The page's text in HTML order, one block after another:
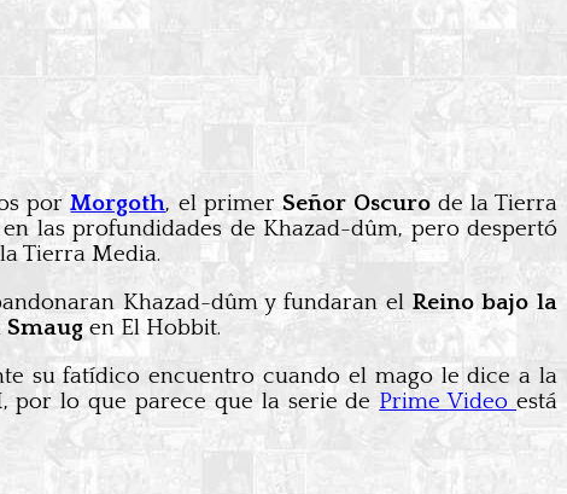
porMorgoth, el primer Señor Oscuro de la Tierra
las profundidades de Khazad-dûm, pero despertó
Tierra Media.
Khazad-dûm y fundaran el Reino bajo la
Smaugen El Hobbit.
su fatídico encuentro cuando el mago le dice a la
por lo que parece que la serie de Prime Videoestá